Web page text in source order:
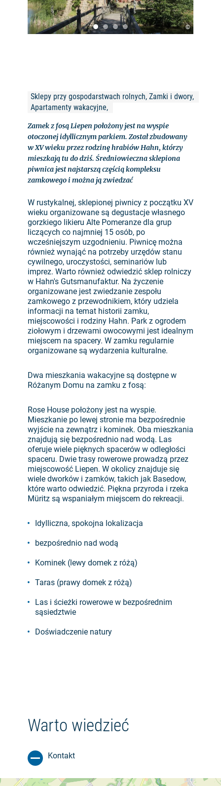
©
Sklepy przy gospodarstwach rolnych, Zamki i dwory,
Apartamenty wakacyjne,
Zamek z fosą Liepen położony jest na wyspie
otoczonej idyllicznym parkiem. Został zbudowany
w XV wieku przez rodzinę hrabiów Hahn, którzy
mieszkają tu do dziś. Średniowieczna sklepiona
piwnica jest najstarszą częścią kompleksu
zamkowego i można ją zwiedzać
W rustykalnej, sklepionej piwnicy z początku XV
wieku organizowane są degustacje własnego
gorzkiego likieru Alte Pomeranze dla grup
liczących co najmniej 15 osób, po
wcześniejszym uzgodnieniu. Piwnicę można
również wynająć na potrzeby urzędów stanu
cywilnego, uroczystości, seminariów lub
imprez. Warto również odwiedzić sklep rolniczy
w Hahn's Gutsmanufaktur. Na życzenie
organizowane jest zwiedzanie zespołu
zamkowego z przewodnikiem, który udziela
informacji na temat historii zamku,
miejscowości i rodziny Hahn. Park z ogrodem
ziołowym i drzewami owocowymi jest idealnym
miejscem na spacery. W zamku regularnie
organizowane są wydarzenia kulturalne.
Dwa mieszkania wakacyjne są dostępne w
Różanym Domu na zamku z fosą:
Rose House położony jest na wyspie.
Mieszkanie po lewej stronie ma bezpośrednie
wyjście na zewnątrz i kominek. Oba mieszkania
znajdują się bezpośrednio nad wodą. Las
oferuje wiele pięknych spacerów w odległości
spaceru. Dwie trasy rowerowe prowadzą przez
miejscowość Liepen. W okolicy znajduje się
wiele dworków i zamków, takich jak Basedow,
które warto odwiedzić. Piękna przyroda i rzeka
Müritz są wspaniałym miejscem do rekreacji.
Idylliczna, spokojna lokalizacja
bezpośrednio nad wodą
Kominek (lewy domek z różą)
Taras (prawy domek z różą)
Las i ścieżki rowerowe w bezpośrednim
sąsiedztwie
Doświadczenie natury
Warto wiedzieć
Kontakt